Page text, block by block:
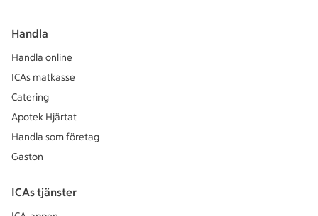
Handla
Handla online
ICAs matkasse
Catering
Apotek Hjärtat
Handla som företag
Gaston
ICAs tjänster